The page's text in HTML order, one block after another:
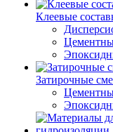
Клеевые
Затирочные